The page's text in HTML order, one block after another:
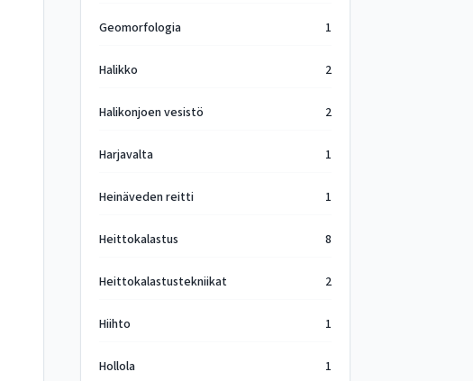
Geomorfologia 1
Halikko 2
Halikonjoen vesistö 2
Harjavalta 1
Heinäveden reitti 1
Heittokalastus 8
Heittokalastustekniikat 2
Hiihto 1
Hollola 1